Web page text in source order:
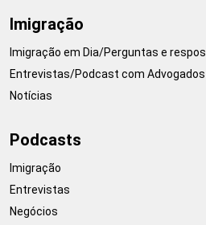
Imigração
Imigração em Dia/Perguntas e
Entrevistas/Podcast com Advogados
Notícias
Podcasts
Imigração
Entrevistas
Negócios